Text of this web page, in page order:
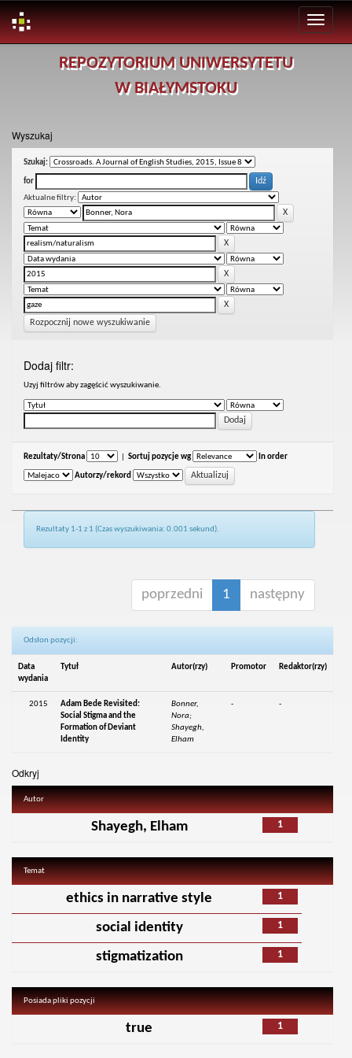
REPOZYTORIUM UNIWERSYTETU
W BIAŁYMSTOKU
Wyszukaj
Szukaj:
for
Aktualne filtry:
Rozpocznij nowe wyszukiwanie
Dodaj filtr:
Uzyj filtrów aby zagęścić wyszukiwanie.
Rezultaty/Strona Sortuj pozycje wg In order
Autorzy/rekord
Rezultaty 1-1 z 1 (Czas wyszukiwania: 0.001 sekund).
poprzedni 1 następny
Odsłon pozycji:
Data
wydania
Tytuł Autor(rzy) Promotor Redaktor(rzy)
2015
Adam Bede Revisited:
Social Stigma and the
Formation of Deviant
Identity
Bonner,
Nora;
Shayegh,
Elham
- -
Odkryj
Autor
1
Shayegh, Elham
Temat
1
ethics in narrative style
1
social identity
1
stigmatization
Posiada pliki pozycji
1
true